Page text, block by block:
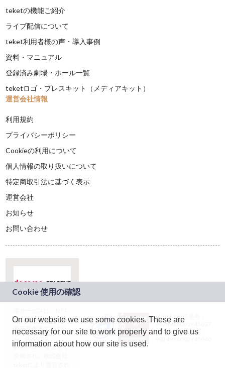
teketの機能ご紹介
ライブ配信について
teket利用者様の声・導入事例
資料・マニュアル
登録済み劇場・ホール一覧
teketロゴ・プレスキット（メディアキット）
運営会社情報
利用規約
プライバシーポリシー
Cookieの利用について
個人情報の取り扱いについて
特定商取引法に基づく表示
運営会社
お知らせ
お問い合わせ
ドコモグループの新
規事業創出プログラ
ム「docomo
STARTUP」を通じて
JASRAC許諾番号：
9024936001Y45037
JASRAC許諾番号：
On our website we use some cookies. These are
necessary for our site to work properly and to give us
information about how our site is used.